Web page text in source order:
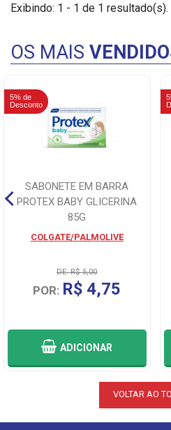
Exibindo: 1 - 1 de 1 resultado(s).
OS MAIS
5% de
Desconto
SABONETE EM BARRA
PROTEX BABY GLICERINA
85G
COLGATE/PALMOLIVE
DE: R$ 5,00
POR: R$ 4,75
ADICIONAR
VOLTAR AO